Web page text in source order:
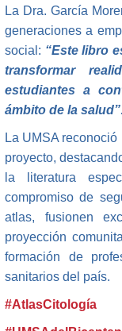
La Dra. García
generaciones a
social: “Este libro
transformar
estudiantes a
ámbito de la salud”
La UMSA
proyecto,
la literatura
compromiso de
atlas, fusionen
proyección
formación de
sanitarios del país.
#AtlasCitología